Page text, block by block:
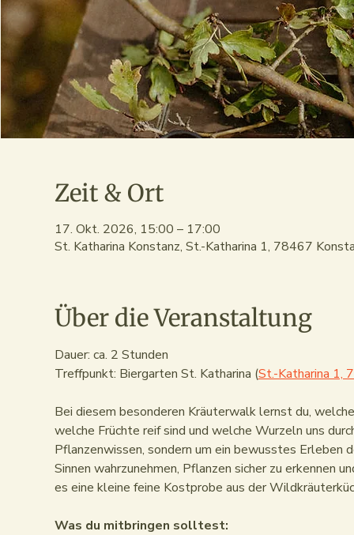
Zeit & Ort
17. Okt. 2026, 15:00 – 17:00
St. Katharina Konstanz, St.-Katharina 1, 78467
Über die Veranstaltung
Dauer: ca. 2 Stunden
Treffpunkt: Biergarten St. Katharina (St.-Katharina 1,
Bei diesem besonderen Kräuterwalk lernst du,
welche Früchte reif sind und welche Wurzeln uns
Pflanzenwissen, sondern um ein bewusstes
Sinnen wahrzunehmen, Pflanzen sicher zu erkennen
es eine kleine feine Kostprobe aus der
Was du mitbringen solltest: